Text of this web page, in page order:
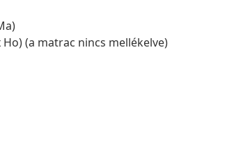
(a matrac nincs mellékelve)